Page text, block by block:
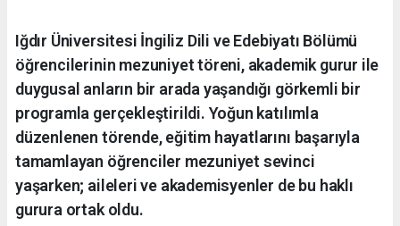
Iğdır Üniversitesi İngiliz Dili ve Edebiyatı Bölümü
öğrencilerinin mezuniyet töreni, akademik gurur ile
duygusal anların bir arada yaşandığı görkemli bir
programla gerçekleştirildi. Yoğun katılımla
düzenlenen törende, eğitim hayatlarını başarıyla
tamamlayan öğrenciler mezuniyet sevinci
yaşarken; aileleri ve akademisyenler de bu haklı
gurura ortak oldu.